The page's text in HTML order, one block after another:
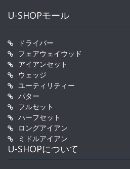
U-SHOPモール
ドライバー
フェアウェイウッド
アイアンセット
ウェッジ
ユーティリティー
パター
フルセット
ハーフセット
ロングアイアン
ミドルアイアン
U-SHOPについて